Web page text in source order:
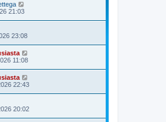
21:03
23:08
11:08
22:43
20:02